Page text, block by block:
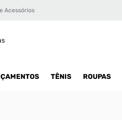
Acessórios
TÊNIS ROUPAS
Masculino